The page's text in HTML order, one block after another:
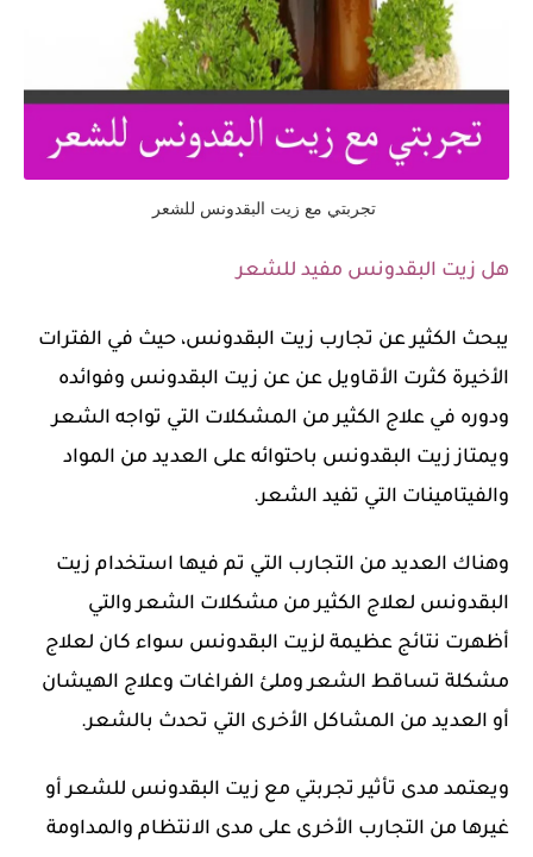
تجربتي مع زيت البقدونس للشعر
هل زيت البقدونس مفيد للشعر
يبحث الكثير عن تجارب زيت البقدونس، حيث في الفترات
الأخيرة كثرت الأقاويل عن عن زيت البقدونس وفوائده
ودوره في علاج الكثير من المشكلات التي تواجه الشعر
ويمتاز زيت البقدونس باحتوائه على العديد من المواد
والفيتامينات التي تفيد الشعر.
وهناك العديد من التجارب التي تم فيها استخدام زيت
البقدونس لعلاج الكثير من مشكلات الشعر والتي
أظهرت نتائج عظيمة لزيت البقدونس سواء كان لعلاج
مشكلة تساقط الشعر وملئ الفراغات وعلاج الهيشان
أو العديد من المشاكل الأخرى التي تحدث بالشعر.
ويعتمد مدى تأثير تجربتي مع زيت البقدونس للشعر أو
غيرها من التجارب الأخرى على مدى الانتظام والمداومة